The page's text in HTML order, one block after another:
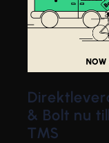
& Bolt nu
TMS